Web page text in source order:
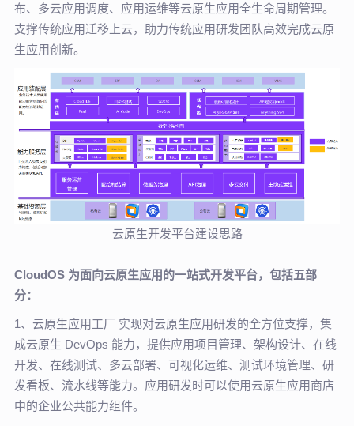
布、多云应用调度、应用运维等云原生应用全生命周期管理。
支撑传统应用迁移上云，助力传统应用研发团队高效完成云原
生应用创新。
云原生开发平台建设思路
CloudOS 为面向云原生应用的一站式开发平台，包括五部
分：
1、云原生应用工厂 实现对云原生应用研发的全方位支撑，集
成云原生 DevOps 能力，提供应用项目管理、架构设计、在线
开发、在线测试、多云部署、可视化运维、测试环境管理、研
发看板、流水线等能力。应用研发时可以使用云原生应用商店
中的企业公共能力组件。